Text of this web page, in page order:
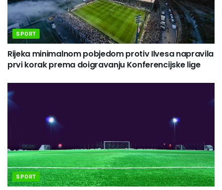
SPORT
Rijeka minimalnom pobjedom protiv Ilvesa napravila
prvi korak prema doigravanju Konferencijske lige
SPORT